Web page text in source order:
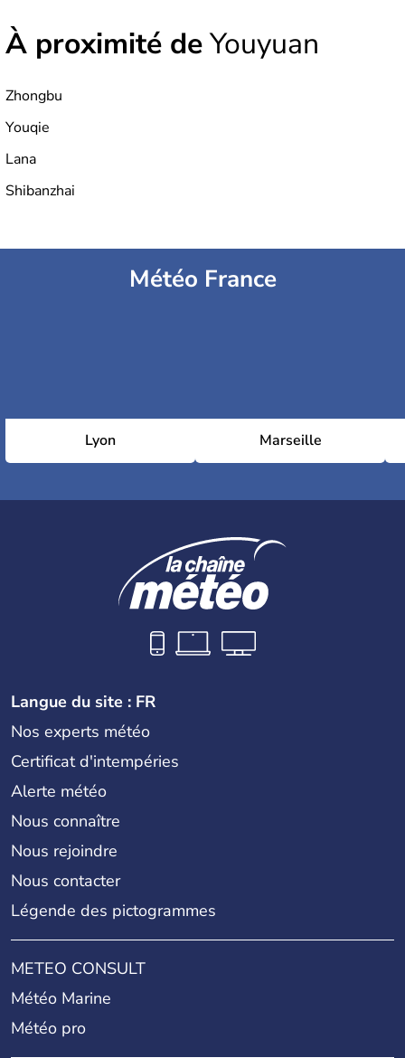
À proximité deYouyuan
Zhongbu
Youqie
Lana
Shibanzhai
Météo France
Lyon Marseille
Langue du site : FR
Nos experts météo
Certificat d'intempéries
Alerte météo
Nous connaître
Nous rejoindre
Nous contacter
Légende des pictogrammes
METEO CONSULT
Météo Marine
Météo pro